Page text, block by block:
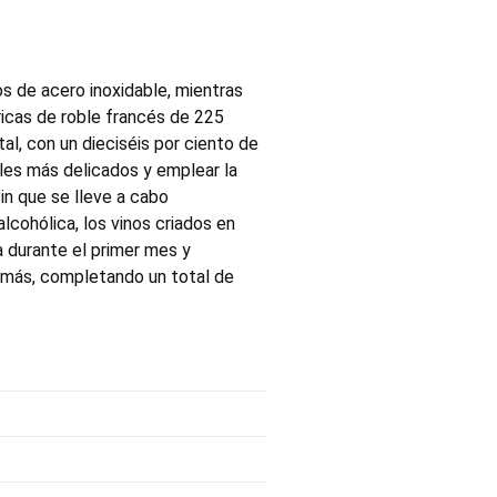
de acero inoxidable, mientras
de roble francés de 225
con un dieciséis por ciento de
más delicados y emplear la
que se lleve a cabo
los vinos criados en
el primer mes y
completando un total de